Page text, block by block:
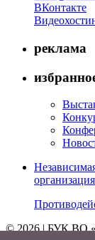
ВКонтакте
реклама
© 2026 | БУК ВО